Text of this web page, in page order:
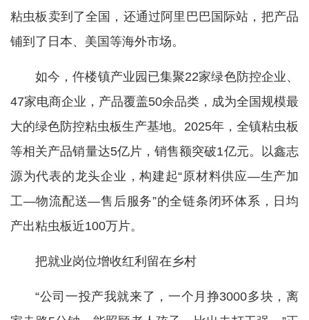
粘虫板卖到了全国，还通过阿里巴巴国际站，把产品
铺到了日本、美国等海外市场。
如今，仵楼镇产业园已集聚22家绿色防控企业、
47家电商企业，产品覆盖50余品类，成为全国规模最
大的绿色防控粘虫板生产基地。2025年，全镇粘虫板
等相关产品销量达5亿片，销售额突破1亿元。以鑫志
源为代表的龙头企业，构建起“原材料供应—生产加
工—物流配送—售后服务”的全链条闭环体系，日均
产出粘虫板近100万片。
把就业岗位增收红利留在乡村
“公司一投产我就来了，一个月挣3000多块，离